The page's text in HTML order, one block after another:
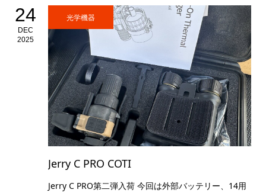
24
DEC
2025
光学機器
Jerry C PRO COTI
Jerry C PRO第二弾入荷 今回は外部バッテリー、14用